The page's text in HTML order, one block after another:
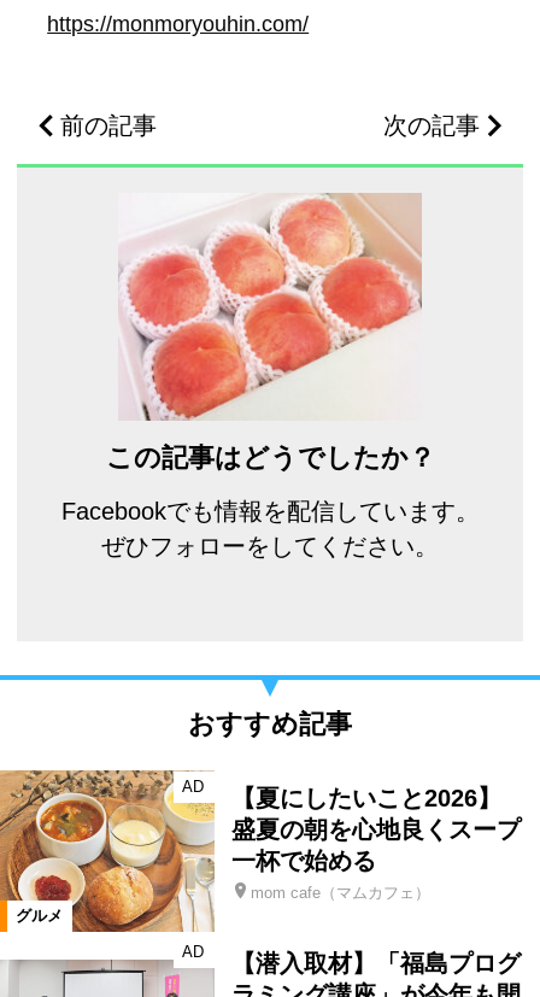
https://monmoryouhin.com/
前の記事 次の記事
この記事はどうでしたか？
Facebookでも情報を配信しています。
ぜひフォローをしてください。
おすすめ記事
グルメ
AD
【夏にしたいこと2026】
盛夏の朝を心地良くスープ
一杯で始める
mom cafe（マムカフェ）
AD
【潜入取材】「福島プログ